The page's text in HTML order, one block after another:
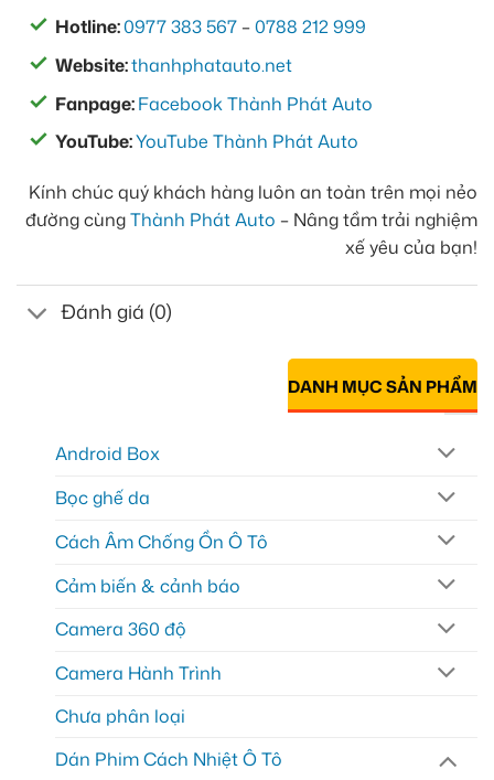
Hotline:0977 383 567 –0788 212 999
Website:thanhphatauto.net
Fanpage:Facebook Thành Phát Auto
YouTube:YouTube Thành Phát Auto
Kính chúc quý khách hàng luôn an toàn trên mọi nẻo
đường cùngThành Phát Auto – Nâng tầm trải nghiệm
xế yêu của bạn!
Đánh giá (0)
DANH MỤC SẢN PHẨM
Android Box
Bọc ghế da
Cách Âm Chống Ồn Ô Tô
Cảm biến & cảnh báo
Camera 360 độ
Camera Hành Trình
Chưa phân loại
Dán Phim Cách Nhiệt Ô Tô